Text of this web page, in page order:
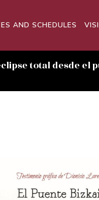
AND SCHEDULES
total desde el